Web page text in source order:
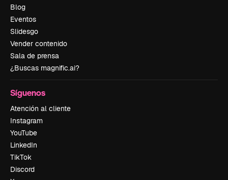
Blog
Eventos
Slidesgo
Vender contenido
Sala de prensa
¿Buscas magnific.ai?
Síguenos
Atención al cliente
Instagram
YouTube
LinkedIn
TikTok
Discord